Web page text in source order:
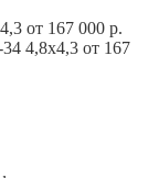
4,8х4,3 от 167